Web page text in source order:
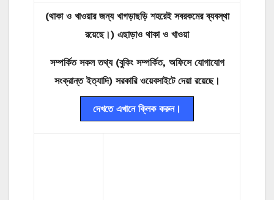
(থাকা ও খাওয়ার জন্য খাগড়াছড়ি শহরেই সবরকমের ব্যবস্থা
রয়েছে।) এছাড়াও থাকা ও খাওয়া
সম্পর্কিত সকল তথ্য (বুকিং সম্পর্কিত, অফিসে যোগাযোগ
সংক্রান্ত ইত্যাদি) সরকারি ওয়েবসাইটে দেয়া রয়েছে।
দেখতে এখানে ক্লিক করুন।